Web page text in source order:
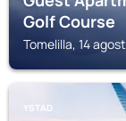
Golf Course
Tomelilla, 14
YSTAD